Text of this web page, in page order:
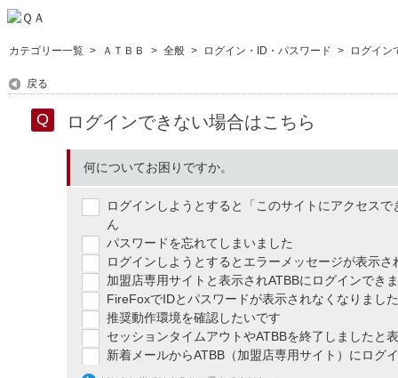
カテゴリー一覧 > ＡＴＢＢ > 全般 > ログイン・ID・パスワード > ログイン
戻る
ログインできない場合はこちら
何についてお困りですか。
ログインしようとすると「このサイトにアクセス
ん
パスワードを忘れてしまいました
ログインしようとするとエラーメッセージが表示さ
加盟店専用サイトと表示されATBBにログインでき
FireFoxでIDとパスワードが表示されなくなりました
推奨動作環境を確認したいです
セッションタイムアウトやATBBを終了しましたと
新着メールからATBB（加盟店専用サイト）にログ